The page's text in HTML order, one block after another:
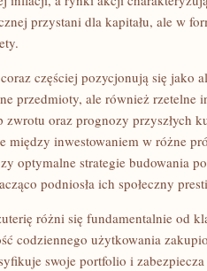
przystani dla kapitału, ale w
częściej pozycjonują się jako
przedmioty, ale również rzetelne
zwrotu oraz prognozy przyszłych
między inwestowaniem w różne
optymalne strategie budowania
podniosła ich społeczny
różni się fundamentalnie od
codziennego użytkowania
swoje portfolio i